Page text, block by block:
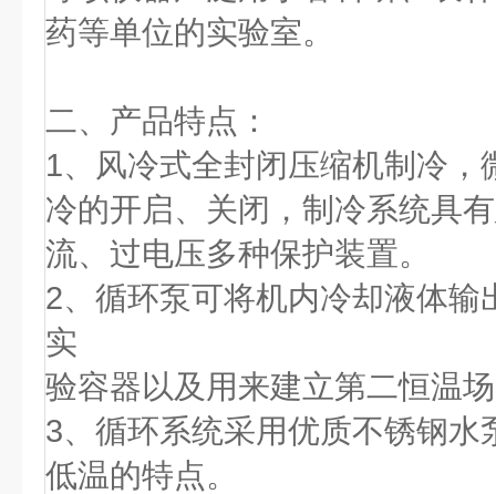
药等单位的实验室。
二、 产品特点：
1、风冷式全封闭压缩机制冷，
冷的开启、关闭，制冷系统具
流、过电压多种保护装置。
2、循环泵可将机内冷却液体输
实
验容器以及用来建立第二恒温
3、循环系统采用优质不锈钢水
低温的特点。